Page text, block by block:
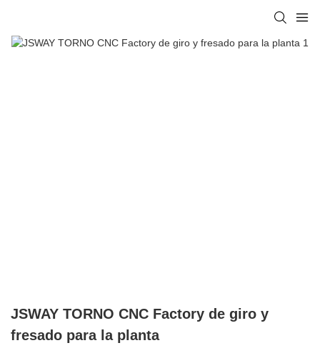
JSWAY TORNO CNC Factory de giro y
fresado para la planta